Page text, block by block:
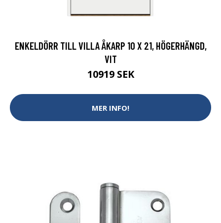
ENKELDÖRR TILL VILLA ÅKARP 10 X 21, HÖGERHÄNGD,
VIT
10919 SEK
MER INFO!